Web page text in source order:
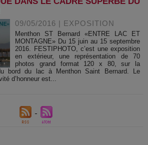
09/05/2016 | EXPOSITION
Menthon ST Bernard «ENTRE LAC ET
MONTAGNE» Du 15 juin au 15 septembre
2016. FESTIPHOTO, c’est une exposition
en extérieur, une représentation de 70
photos grand format 120 x 80, sur la
bord du lac à Menthon Saint Bernard. Le
d’honneur est...